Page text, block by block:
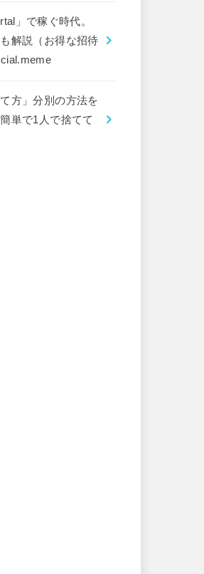
」で稼ぐ時代。
解説（お得な招待
方」分別の方法を
単で1人で捨てて